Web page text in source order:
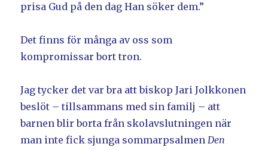
prisa Gud på den dag Han söker dem.”
Det finns för många av oss som
kompromissar bort tron.
Jag tycker det var bra att biskop Jari Jolkkonen
beslöt – tillsammans med sin familj – att
barnen blir borta från skolavslutningen när
man inte fick sjunga sommarpsalmenDen